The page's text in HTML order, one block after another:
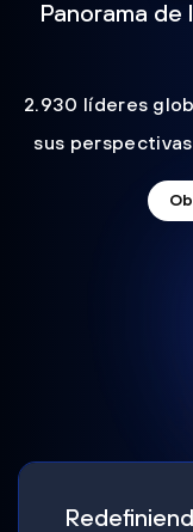
Panorama
2.930 líderes
sus